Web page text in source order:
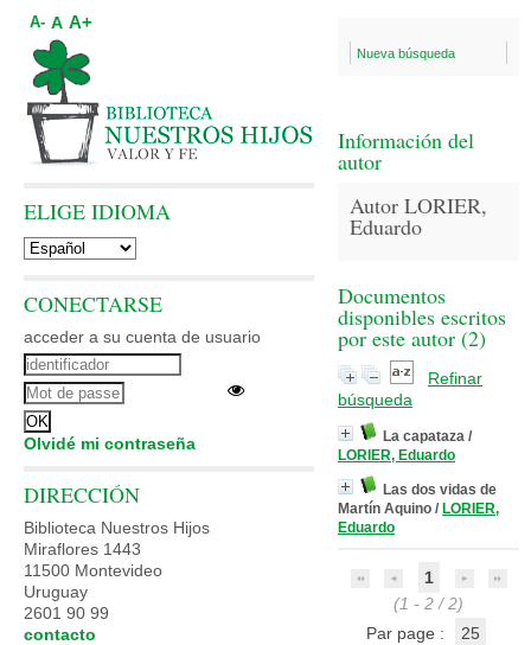
Nueva búsqueda
Información del
autor
Autor LORIER,
Eduardo
Documentos
disponibles escritos
por este autor (2)
Refinar
búsqueda
La capataza /
LORIER, Eduardo
Las dos vidas de
Martín Aquino / LORIER,
Eduardo
1
(1 - 2 / 2)
Par page :
25
A- A A+
ELIGE IDIOMA
CONECTARSE
acceder a su cuenta de usuario
Olvidé mi contraseña
DIRECCIÓN
Biblioteca Nuestros Hijos
Miraflores 1443
11500 Montevideo
Uruguay
2601 90 99
contacto